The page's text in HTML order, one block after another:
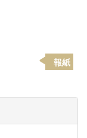
報紙